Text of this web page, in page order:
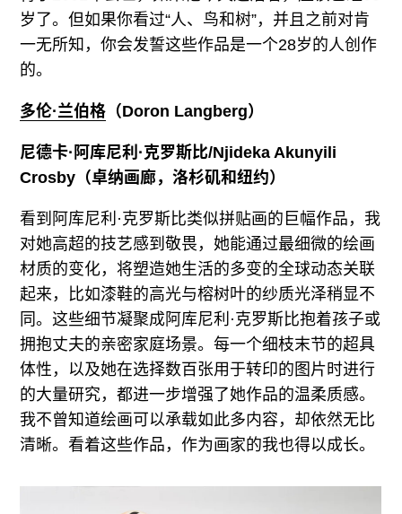
岁了。但如果你看过“人、鸟和树”，并且之前对肯
一无所知，你会发誓这些作品是一个28岁的人创作
的。
多伦·兰伯格 （Doron Langberg）
尼德卡·阿库尼利·克罗斯比/Njideka Akunyili
Crosby（卓纳画廊，洛杉矶和纽约）
看到阿库尼利·克罗斯比类似拼贴画的巨幅作品，我
对她高超的技艺感到敬畏，她能通过最细微的绘画
材质的变化，将塑造她生活的多变的全球动态关联
起来，比如漆鞋的高光与榕树叶的纱质光泽稍显不
同。这些细节凝聚成阿库尼利·克罗斯比抱着孩子或
拥抱丈夫的亲密家庭场景。每一个细枝末节的超具
体性，以及她在选择数百张用于转印的图片时进行
的大量研究，都进一步增强了她作品的温柔质感。
我不曾知道绘画可以承载如此多内容，却依然无比
清晰。看着这些作品，作为画家的我也得以成长。